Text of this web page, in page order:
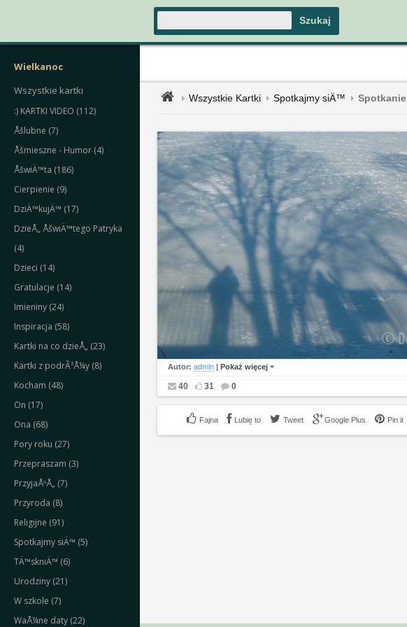
Wielkanoc
Wszystkie kartki
:) KARTKI VIDEO (112)
Åšlubne (7)
Åšmieszne - Humor (4)
ÅšwiÄ™ta (186)
Cierpienie (9)
DziÄ™kujÄ™ (17)
DzieÅ„ ÅšwiÄ™tego Patryka
(4)
Dzieci (14)
Gratulacje (14)
Imieniny (24)
Inspiracja (58)
Kartki na co dzieÅ„ (23)
Kartki z podrÃ³Å¼y (8)
Kocham (48)
On (17)
Ona (68)
Pory roku (27)
Przepraszam (3)
PrzyjaÅºÅ„ (7)
Przyroda (8)
Religijne (91)
Spotkajmy siÄ™ (5)
TÄ™skniÄ™ (6)
Urodziny (21)
W szkole (7)
WaÅ¼ne daty (22)
Wszystkie Kartki Spotkajmy siÄ™ Spotkanie
Autor: admin | Pokaż więcej
40 31 0
Lubię to Tweet Google Plus Pin it